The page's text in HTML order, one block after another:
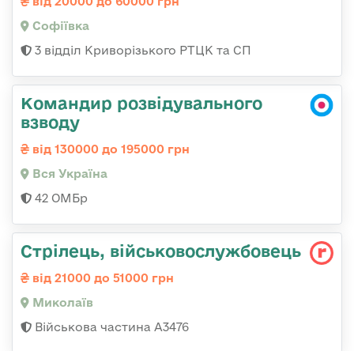
Софіївка
3 відділ Криворізького РТЦК та СП
Командир розвідувального
взводу
від 130000 до 195000 грн
Вся Україна
42 ОМБр
Стрілець, військовослужбовець
від 21000 до 51000 грн
Миколаїв
Військова частина А3476